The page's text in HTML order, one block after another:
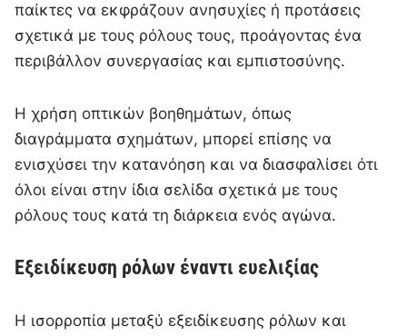
παίκτες να εκφράζουν ανησυχίες ή προτάσεις
σχετικά με τους ρόλους τους, προάγοντας ένα
περιβάλλον συνεργασίας και εμπιστοσύνης.
Η χρήση οπτικών βοηθημάτων, όπως
διαγράμματα σχημάτων, μπορεί επίσης να
ενισχύσει την κατανόηση και να διασφαλίσει ότι
όλοι είναι στην ίδια σελίδα σχετικά με τους
ρόλους τους κατά τη διάρκεια ενός αγώνα.
Εξειδίκευση ρόλων έναντι ευελιξίας
Η ισορροπία μεταξύ εξειδίκευσης ρόλων και